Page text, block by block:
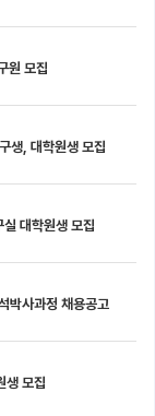
원 모집
, 대학원생 모집
대학원생 모집
사과정 채용공고
생 모집